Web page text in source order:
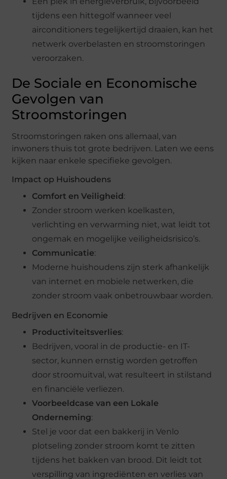
tijdens een hittegolf wanneer veel
airconditioners tegelijkertijd draaien, kan het
netwerk overbelasten en stroomstoringen
veroorzaken.
De Sociale en Economische
Gevolgen van
Stroomstoringen
Stroomstoringen raken ons allemaal, van
inwoners thuis tot grote bedrijven. Laten we eens
kijken naar enkele specifieke gevolgen.
Impact op Huishoudens
Comfort en Veiligheid:
Zonder stroom werken koelkasten,
verlichting en verwarming niet, wat leidt tot
ongemak en mogelijke veiligheidsrisico’s.
Communicatie:
Moderne huishoudens zijn sterk afhankelijk
van internet en mobiele netwerken, die
zonder stroom vaak onbetrouwbaar worden.
Bedrijven en Economie
Productiviteitsverlies:
Bedrijven, vooral in de productie- en IT-
sector, kunnen ernstig worden getroffen
door stroomuitval, wat resulteert in stilstand
en financiële verliezen.
Voorbeeldcase van een Lokale
Onderneming:
Stel je voor dat een bakkerij in Venlo
plotseling zonder stroom komt te zitten
tijdens het bakken van brood. Dit leidt tot
verspilling van ingrediënten en verlies van